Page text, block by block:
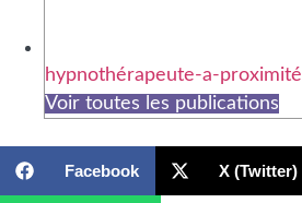
hypnothérapeute-a-proximité
Voir toutes les publications
Facebook X (Twitter)